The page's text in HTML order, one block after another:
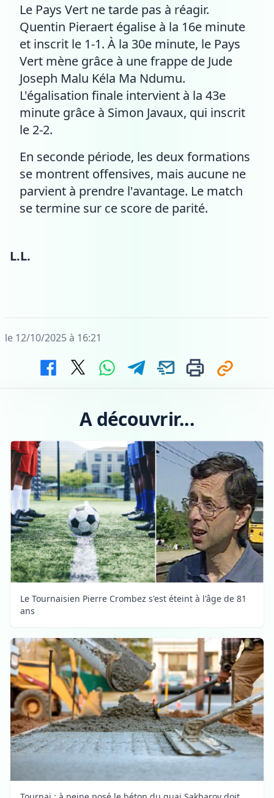
Le Pays Vert ne tarde pas à réagir.
Quentin Pieraert égalise à la 16e minute
et inscrit le 1-1. À la 30e minute, le Pays
Vert mène grâce à une frappe de Jude
Joseph Malu Kéla Ma Ndumu.
L'égalisation finale intervient à la 43e
minute grâce à Simon Javaux, qui inscrit
le 2-2.
En seconde période, les deux formations
se montrent offensives, mais aucune ne
parvient à prendre l'avantage. Le match
se termine sur ce score de parité.
L.L.
le 12/10/2025 à 16:21
A découvrir...
Le Tournaisien Pierre Crombez s'est éteint à l'âge de 81
ans